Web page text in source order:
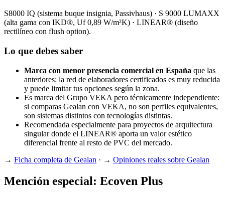
S8000 IQ (sistema buque insignia, Passivhaus) · S 9000 LUMAXX
(alta gama con IKD®, Uf 0,89 W/m²K) · LINEAR® (diseño
rectilíneo con flush option).
Lo que debes saber
Marca con menor presencia comercial en España que las
anteriores: la red de elaboradores certificados es muy reducida
y puede limitar tus opciones según la zona.
Es marca del Grupo VEKA pero técnicamente independiente:
si comparas Gealan con VEKA, no son perfiles equivalentes,
son sistemas distintos con tecnologías distintas.
Recomendada especialmente para proyectos de arquitectura
singular donde el LINEAR® aporta un valor estético
diferencial frente al resto de PVC del mercado.
→ Ficha completa de Gealan · → Opiniones reales sobre Gealan
Mención especial: Ecoven Plus